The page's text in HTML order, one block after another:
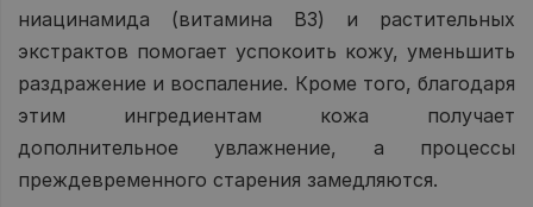
ниацинамида (витамина B3) и растительных
экстрактов помогает успокоить кожу, уменьшить
раздражение и воспаление. Кроме того, благодаря
этим ингредиентам кожа получает
дополнительное увлажнение, а процессы
преждевременного старения замедляются.